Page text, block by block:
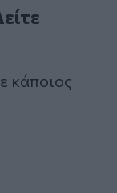
κάποιος